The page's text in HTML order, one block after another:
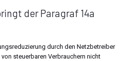
der Paragraf 14a
durch den Netzbetreiber
steuerbaren Verbrauchern nicht